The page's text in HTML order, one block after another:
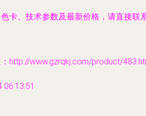
色卡、技术参数及最新价格，请直接联
http://www.gzrqkj.com/product/